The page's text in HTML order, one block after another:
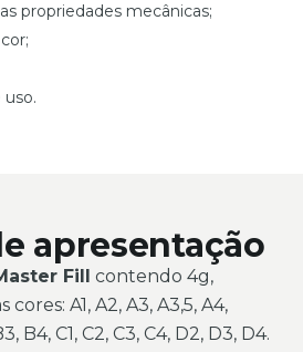
propriedades mecânicas;
uso.
apresentação
Fill contendo 4g,
A1, A2, A3, A3,5, A4,
B4, C1, C2, C3, C4, D2, D3, D4.